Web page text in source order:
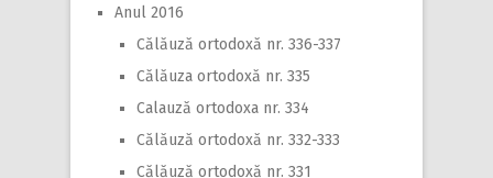
Anul 2016
Călăuză ortodoxă nr. 336-337
Călăuza ortodoxă nr. 335
Calauză ortodoxa nr. 334
Călăuză ortodoxă nr. 332-333
Călăuză ortodoxă nr. 331